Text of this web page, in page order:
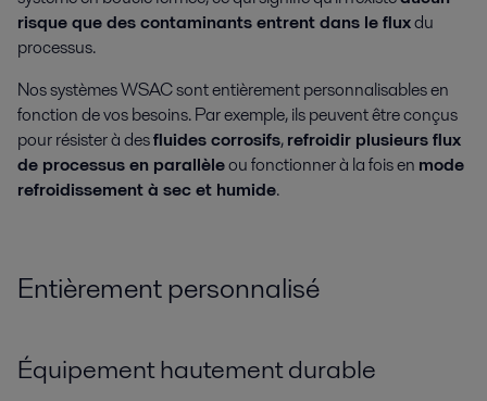
risque que des contaminants entrent dans le fluxdu
processus.
Nos systèmes WSAC sont entièrement personnalisables en
fonction de vos besoins. Par exemple, ils peuvent être conçus
pour résister à desfluides corrosifs,refroidir plusieurs flux
de processus en parallèleou fonctionner à la fois en mode
refroidissement à sec et humide.
Entièrement personnalisé
Équipement hautement durable